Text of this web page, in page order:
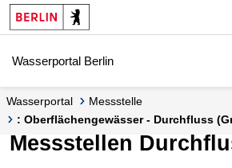
Springe zur Navigation
Springe zum Inhalt
Wasserportal Berlin
Wasserportal
Messstelle
: Oberflächengewässer - Durchfluss
Messstellen